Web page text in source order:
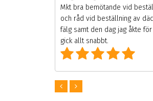
Mkt bra bemötande vid
och råd vid beställning av
fälg samt den dag jag åkte
gick allt snabbt.